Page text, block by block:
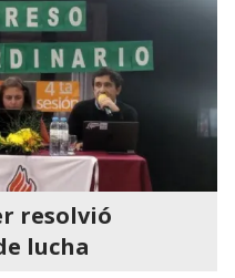
resolvió
lucha